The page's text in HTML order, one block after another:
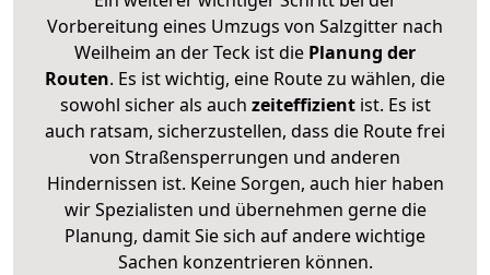
Vorbereitung eines Umzugs von Salzgitter nach
Weilheim an der Teck ist die Planung der
Routen. Es ist wichtig, eine Route zu wählen, die
sowohl sicher als auch zeiteffizientist. Es ist
auch ratsam, sicherzustellen, dass die Route frei
von Straßensperrungen und anderen
Hindernissen ist. Keine Sorgen, auch hier haben
wir Spezialisten und übernehmen gerne die
Planung, damit Sie sich auf andere wichtige
Sachen konzentrieren können.